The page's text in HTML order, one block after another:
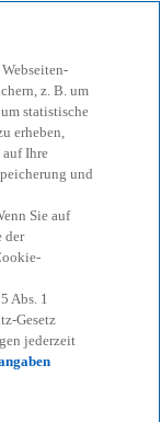
für
–
z. B. um
statistische
erheben,
Ihre
und
Sie auf
der
Abs. 1
Gesetz
jederzeit